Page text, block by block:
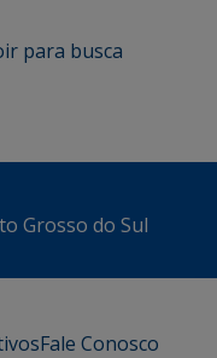
ir para busca
Grosso do Sul
Fale Conosco